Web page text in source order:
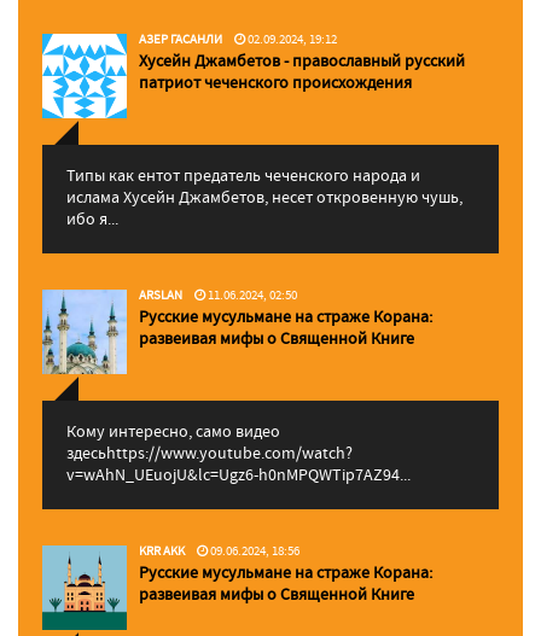
АЗЕР ГАСАНЛИ 02.09.2024, 19:12
Хусейн Джамбетов - православный русский
патриот чеченского происхождения
Типы как ентот предатель чеченского народа и
ислама Хусейн Джамбетов, несет откровенную чушь,
ибо я...
ARSLAN 11.06.2024, 02:50
Русские мусульмане на страже Корана:
pазвеивая мифы о Священной Книге
Кому интересно, само видео
здесьhttps://www.youtube.com/watch?
v=wAhN_UEuojU&lc=Ugz6-h0nMPQWTip7AZ94...
KRR AKK 09.06.2024, 18:56
Русские мусульмане на страже Корана:
pазвеивая мифы о Священной Книге